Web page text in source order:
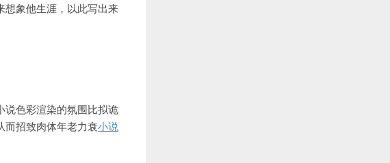
想象他生涯，以此写出来
说色彩渲染的氛围比拟诡
而招致肉体年老力衰小说